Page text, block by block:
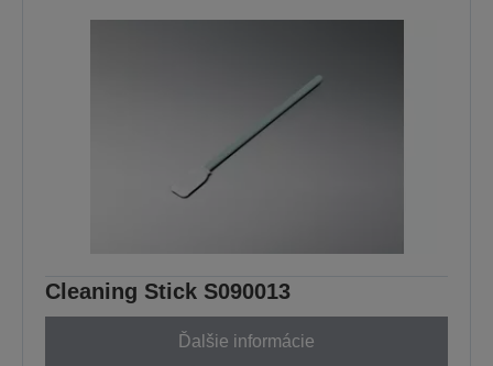
Cleaning Stick S090013
Ďalšie informácie